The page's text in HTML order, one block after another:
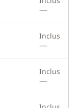
—
Inclus
—
Inclus
—